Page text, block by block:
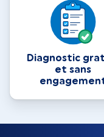
Diagnostic
et sans